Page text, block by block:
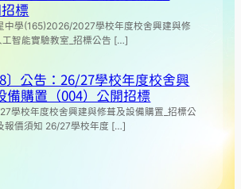
招標
中學(165)2026/2027學校年度校舍興建與修
智能實驗教室_招標公告 […]
〕公告：26/27學校年度校舍興
備購置（004）公開招標
學校年度校舍興建與修葺及設備購置_招標公
報價須知 26/27學校年度 […]